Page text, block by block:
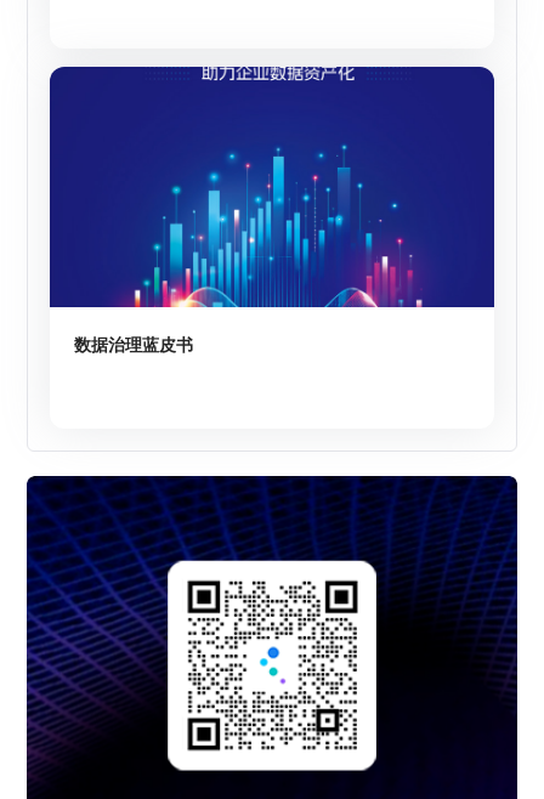
数据治理蓝皮书